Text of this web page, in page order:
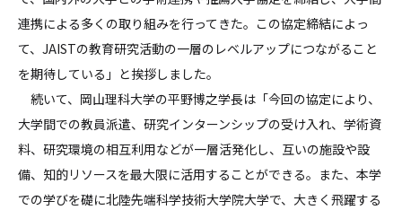
連携による多くの取り組みを行ってきた。この協定締結によっ
て、JAISTの教育研究活動の一層のレベルアップにつながること
を期待している」と挨拶しました。
続いて、岡山理科大学の平野博之学長は「今回の協定により、
大学間での教員派遣、研究インターンシップの受け入れ、学術資
料、研究環境の相互利用などが一層活発化し、互いの施設や設
備、知的リソースを最大限に活用することができる。また、本学
での学びを礎に北陸先端科学技術大学院大学で、大きく飛躍する